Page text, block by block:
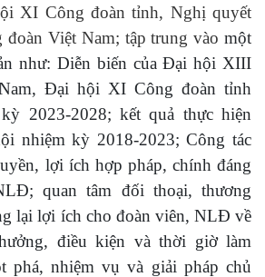
XI Công đoàn tỉnh, Nghị quyết
Việt Nam; tập trung vàomột
như: Diễn biến của Đại hội XIII
Đại hội XI Công đoàn tỉnh
2023-2028; kết quả thực hiện
nhiệm kỳ 2018-2023;Công tác
lợi ích hợp pháp, chính đáng
quan tâm đối thoại, thương
lại lợi ích cho đoàn viên, NLĐ về
điều kiện và thời giờ làm
phá, nhiệm vụ và giải pháp chủ